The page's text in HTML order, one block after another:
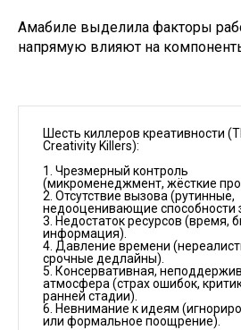
Амабиле выделила факторы
напрямую влияют на
Шесть киллеров креативности
Creativity Killers):
1. Чрезмерный контроль
(микроменеджмент, жёсткие
2. Отсутствие вызова (рутинные,
недооценивающие способности
3. Недостаток ресурсов (время,
информация).
4. Давление времени
срочные дедлайны).
5. Консервативная,
атмосфера (страх ошибок,
ранней стадии).
6. Невнимание к идеям